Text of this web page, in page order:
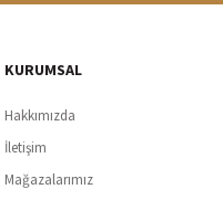
256Bit SSl sertifikası ve
KURUMSAL
Hakkımızda
İletişim
Mağazalarımız